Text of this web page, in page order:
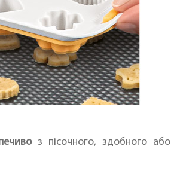
з пісочного, здобного або